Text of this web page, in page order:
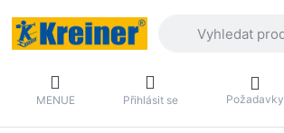
MENUE Přihlásit se Požadavky